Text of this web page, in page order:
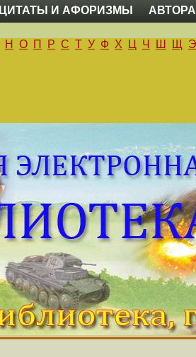
ЦИТАТЫ И АФОРИЗМЫ
Н О П Р С Т У Ф Х Ц Ч Ш Щ Э